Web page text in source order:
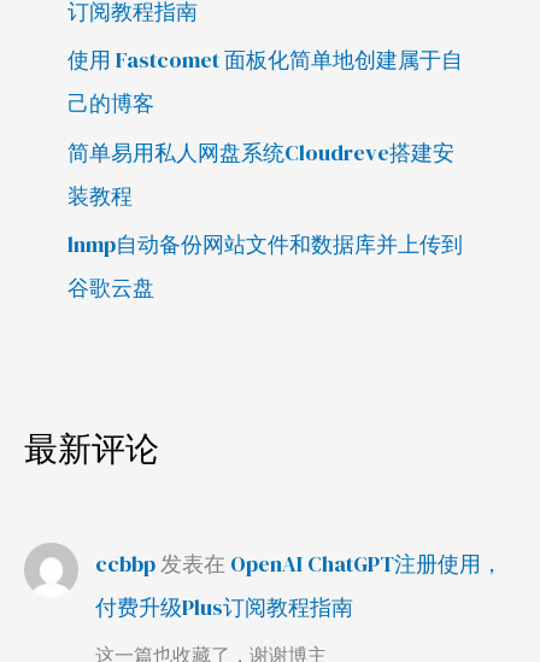
订阅教程指南
使用 Fastcomet 面板化简单地创建属于自
己的博客
简单易用私人网盘系统Cloudreve搭建安
装教程
lnmp自动备份网站文件和数据库并上传到
谷歌云盘
最新评论
ccbbp发表在 OpenAI ChatGPT注册使用，
付费升级Plus订阅教程指南
这一篇也收藏了，谢谢博主